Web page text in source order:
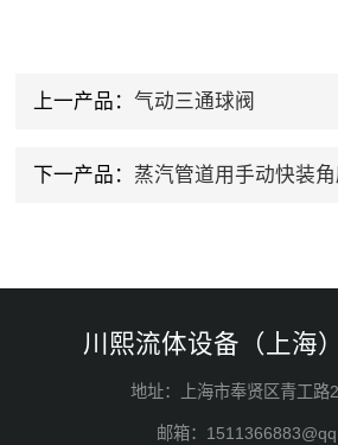
上一产品： 气动三通球阀
下一产品： 蒸汽管道用手动快装角
川熙流体设备（上海
地址：上海市奉贤区青工路
邮箱：